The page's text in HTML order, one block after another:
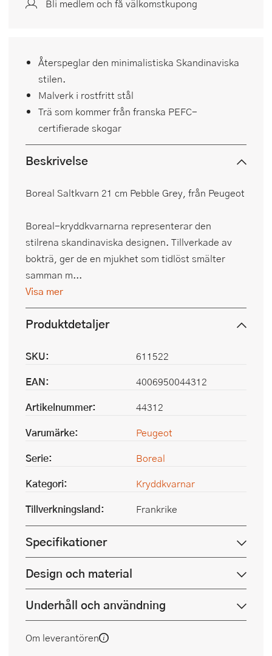
Bli medlem och få välkomstkupong
Återspeglar den minimalistiska Skandinaviska
stilen.
Malverk i rostfritt stål
Trä som kommer från franska PEFC-
certifierade skogar
Beskrivelse
Boreal Saltkvarn 21 cm Pebble Grey, från Peugeot
Boreal-kryddkvarnarna representerar den
stilrena skandinaviska designen. Tillverkade av
bokträ, ger de en mjukhet som tidlöst smälter
samman m...
Visa mer
Produktdetaljer
SKU:
611522
EAN:
4006950044312
Artikelnummer:
44312
Varumärke:
Peugeot
Serie:
Boreal
Kategori:
Kryddkvarnar
Tillverkningsland:
Frankrike
Specifikationer
Design och material
Underhåll och användning
Om leverantören